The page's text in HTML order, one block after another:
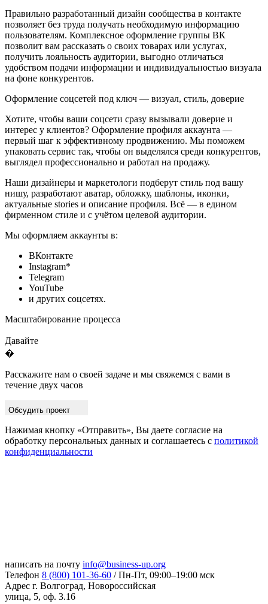
Правильно разработанный дизайн сообщества в контакте
позволяет без труда получать необходимую информацию
пользователям. Комплексное оформление группы ВК
позволит вам рассказать о своих товарах или услугах,
получить лояльность аудитории, выгодно отличаться
удобством подачи информации и индивидуальностью визуала
на фоне конкурентов.
Оформление соцсетей под ключ — визуал, стиль, доверие
Хотите, чтобы ваши соцсети сразу вызывали доверие и
интерес у клиентов? Оформление профиля аккаунта —
первый шаг к эффективному продвижению. Мы поможем
упаковать сервис так, чтобы он выделялся среди конкурентов,
выглядел профессионально и работал на продажу.
Наши дизайнеры и маркетологи подберут стиль под вашу
нишу, разработают аватар, обложку, шаблоны, иконки,
актуальные stories и описание профиля. Всё — в едином
фирменном стиле и с учётом целевой аудитории.
Мы оформляем аккаунты в:
ВКонтакте
Instagram*
Telegram
YouTube
и других соцсетях.
Масштабирование процесса
Давайте
�
Расскажите нам о своей задаче и мы свяжемся с вами в
течение двух часов
Обсудить проект
Нажимая кнопку «Отправить», Вы даете согласие на
обработку персональных данных и соглашаетесь с политикой
конфиденциальности
написать на почту info@business-up.org
Телефон 8 (800) 101-36-60 / Пн-Пт, 09:00–19:00 мск
Адрес г. Волгоград, Новороссийская
улица, 5, оф. 3.16